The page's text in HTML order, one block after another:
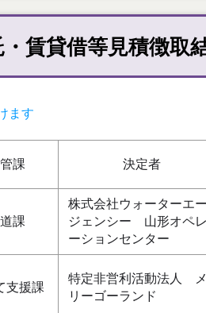
賃貸借等見積徴取
ます
課 決定者
課
株式会社ウォーターエー
ジェンシー 山形オペレ
ーションセンター
支援課
特定非営利活動法人 メ
リーゴーランド